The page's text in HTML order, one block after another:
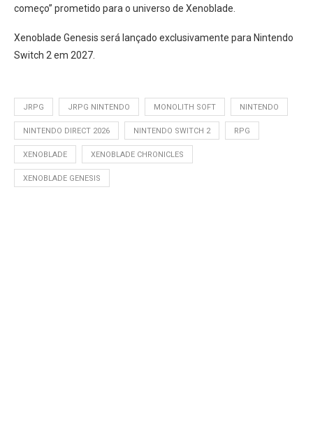
começo” prometido para o universo de Xenoblade.
Xenoblade Genesis será lançado exclusivamente para Nintendo
Switch 2 em 2027.
JRPG JRPG NINTENDO MONOLITH SOFT NINTENDO
NINTENDO DIRECT 2026 NINTENDO SWITCH 2 RPG
XENOBLADE XENOBLADE CHRONICLES
XENOBLADE GENESIS